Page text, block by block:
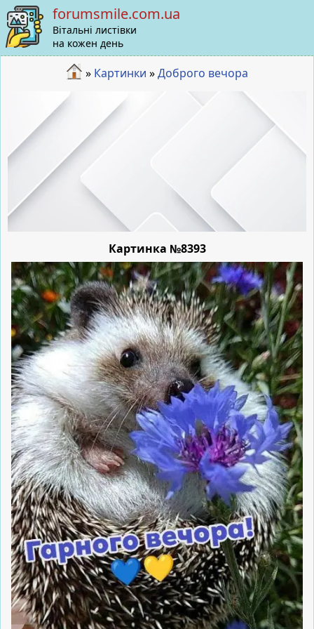
forumsmile.com.ua
Вітальні листівки
на кожен день
» Картинки »Доброго вечора
Картинка №8393